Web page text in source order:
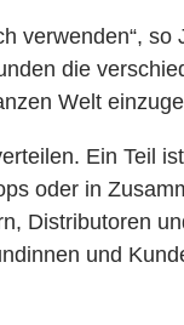
verwenden“,
die
Welt
Ein Teil
oder in
Distributoren
und